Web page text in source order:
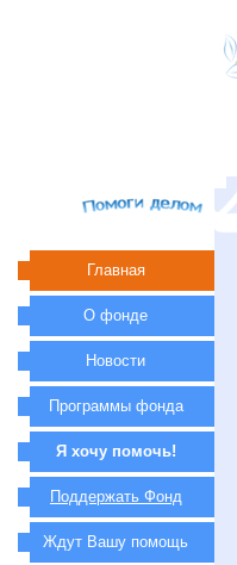
Главная
О фонде
Новости
Программы фонда
Я хочу помочь!
Поддержать Фонд
Ждут Вашу помощь